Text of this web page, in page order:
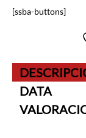
[ssba-buttons]
DATA